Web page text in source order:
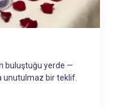
buluştuğu yerde —
unutulmaz bir teklif.